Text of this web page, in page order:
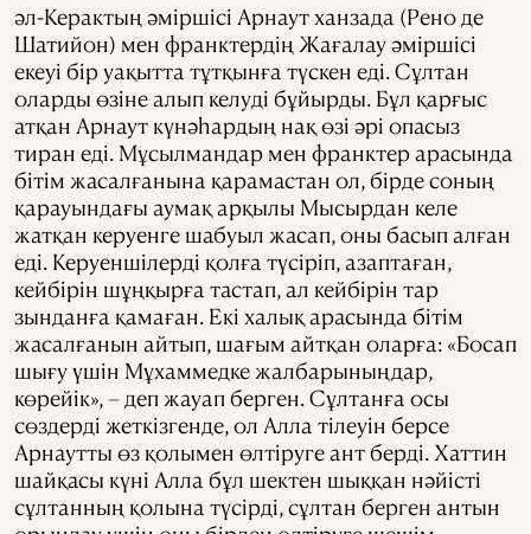
әл-Керактың әміршісі Арнаут ханзада (Рено де
Шатийон) мен франктердің Жағалау әміршісі
екеуі бір уақытта тұтқынға түскен еді. Сұлтан
оларды өзіне алып келуді бұйырды. Бұл қарғыс
атқан Арнаут күнәһардың нақ өзі әрі опасыз
тиран еді. Мұсылмандар мен франктер арасында
бітім жасалғанына қарамастан ол, бірде соның
қарауындағы аумақ арқылы Мысырдан келе
жатқан керуенге шабуыл жасап, оны басып алған
еді. Керуеншілерді қолға түсіріп, азаптаған,
кейбірін шұңқырға тастап, ал кейбірін тар
зынданға қамаған. Екі халық арасында бітім
жасалғанын айтып, шағым айтқан оларға: «Босап
шығу үшін Мұхаммедке жалбарыныңдар,
көрейік», – деп жауап берген. Сұлтанға осы
сөздерді жеткізгенде, ол Алла тілеуін берсе
Арнаутты өз қолымен өлтіруге ант берді. Хаттин
шайқасы күні Алла бұл шектен шыққан нәйісті
сұлтанның қолына түсірді, сұлтан берген антын